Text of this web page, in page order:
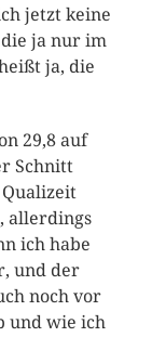
jetzt keine
ja nur im
ja, die
29,8 auf
Schnitt
allerdings
ich habe
und der
noch vor
und wie ich